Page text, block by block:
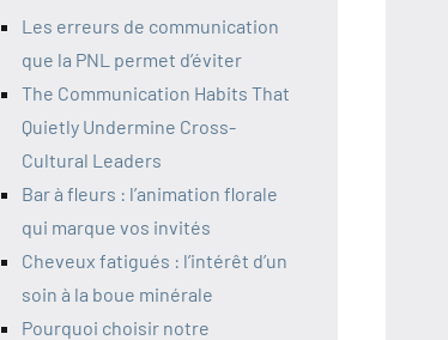
Les erreurs de communication
que la PNL permet d’éviter
The Communication Habits That
Quietly Undermine Cross-
Cultural Leaders
Bar à fleurs : l’animation florale
qui marque vos invités
Cheveux fatigués : l’intérêt d’un
soin à la boue minérale
Pourquoi choisir notre